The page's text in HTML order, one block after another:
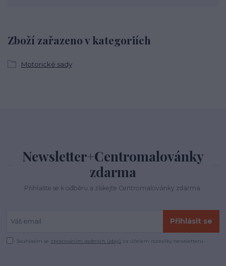
Zboží zařazeno v kategoriích
Motorické sady
Newsletter+Centromalovánky
zdarma
Přihlašte se k odběru a získejte Centromalovánky zdarma.
Přihlásit se
Souhlasím se zpracováním osobních údajů za účelem rozesílky newsletteru.